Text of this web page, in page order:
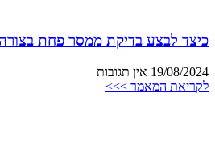
כיצד לבצע בדיקת ממסר פחת
19/08/2024 אין תגובות
לקריאת המאמר >>>